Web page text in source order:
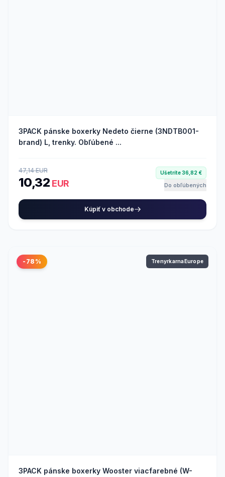
3PACK pánske boxerky Nedeto čierne (3NDTB001-
brand) L, trenky. Obľúbené ...
47,14 EUR
10,32 EUR
Ušetríte 36,82 €
Do obľúbených
Kúpiť v obchode
-78% TrenyrkarnaEurope
3PACK pánske boxerky Wooster viacfarebné (W-